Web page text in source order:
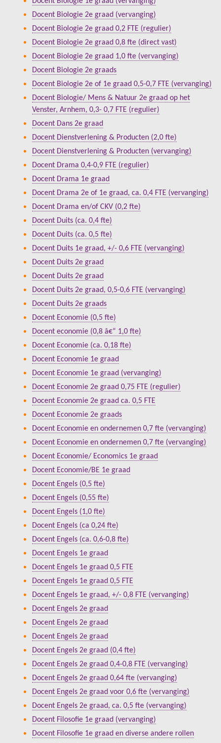
Docent Biologie 2e graad (vervanging)
Docent Biologie 2e graad 0,2 FTE (regulier)
Docent Biologie 2e graad 0,8 fte (direct vast)
Docent Biologie 2e graad 1,0 fte (vervanging)
Docent Biologie 2e graads
Docent Biologie 2e of 1e graad 0,5-0,7 FTE (vervanging)
Docent Biologie/ Mens & Natuur 2e graad op het
Venster, Arnhem, 0,3- 0,7 FTE (regulier)
Docent Dans 2e graad
Docent Dienstverlening & Producten (2,0 fte)
Docent Dienstverlening & Producten (vervanging)
Docent Drama 0,4-0,9 FTE (regulier)
Docent Drama 1e graad
Docent Drama 2e of 1e graad, ca. 0,4 FTE (vervanging)
Docent Drama en/of CKV (0,2 fte)
Docent Duits (ca. 0,4 fte)
Docent Duits (ca. 0,5 fte)
Docent Duits 1e graad, +/- 0,6 FTE (vervanging)
Docent Duits 2e graad
Docent Duits 2e graad
Docent Duits 2e graad, 0,5-0,6 FTE (vervanging)
Docent Duits 2e graads
Docent Economie (0,5 fte)
Docent economie (0,8 â€“ 1,0 fte)
Docent Economie (ca. 0,18 fte)
Docent Economie 1e graad
Docent Economie 1e graad (vervanging)
Docent Economie 2e graad 0,75 FTE (regulier)
Docent Economie 2e graad ca. 0,5 FTE
Docent Economie 2e graads
Docent Economie en ondernemen 0,7 fte (vervanging)
Docent Economie en ondernemen 0,7 fte (vervanging)
Docent Economie/ Economics 1e graad
Docent Economie/BE 1e graad
Docent Engels (0,5 fte)
Docent Engels (0,55 fte)
Docent Engels (1,0 fte)
Docent Engels (ca 0,24 fte)
Docent Engels (ca. 0,6-0,8 fte)
Docent Engels 1e graad
Docent Engels 1e graad 0,5 FTE
Docent Engels 1e graad 0,5 FTE
Docent Engels 1e graad, +/- 0,8 FTE (vervanging)
Docent Engels 2e graad
Docent Engels 2e graad
Docent Engels 2e graad
Docent Engels 2e graad (0,4 fte)
Docent Engels 2e graad 0,4-0,8 FTE (vervanging)
Docent Engels 2e graad 0,64 fte (vervanging)
Docent Engels 2e graad voor 0,6 fte (vervanging)
Docent Engels 2e graad, ca. 0,5 fte (vervanging)
Docent Filosofie 1e graad (vervanging)
Docent Filosofie 1e graad en diverse andere rollen